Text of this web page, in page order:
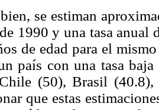
se estiman
1990 y una tasa anual
de edad para el
país con una tasa
(50), Brasil
que estas